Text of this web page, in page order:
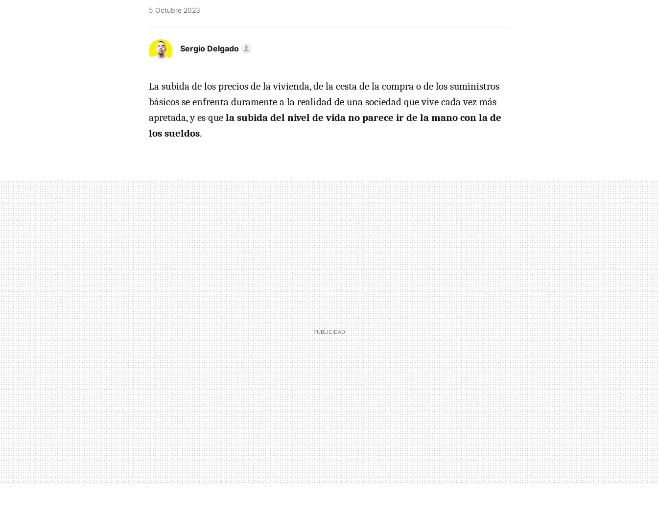
5 Octubre 2023
Sergio Delgado
La subida de los precios de la vivienda, de la cesta de la compra o de los suministros
básicos se enfrenta duramente a la realidad de una sociedad que vive cada vez más
apretada, y es que la subida del nivel de vida no parece ir de la mano con la de
los sueldos.